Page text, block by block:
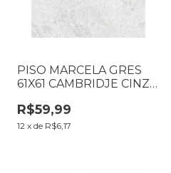
PISO MARCELA GRES
61X61 CAMBRIDJE CINZA
L14)
R$59,99
12 x de R$6,17